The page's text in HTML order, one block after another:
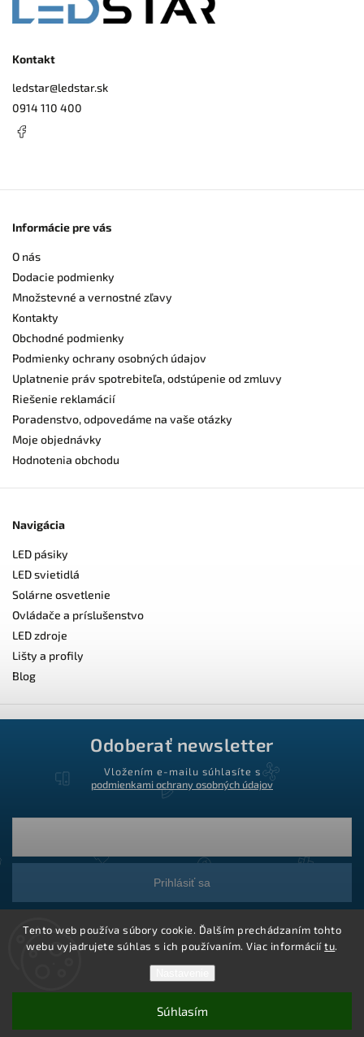
Tento web používa súbory cookie. Ďalším prechádzaním tohto
webu vyjadrujete súhlas s ich používaním. Viac informáciítu.
Súhlasím
Kontakt
ledstar@ledstar.sk
0914 110 400
Informácie pre vás
O nás
Dodacie podmienky
Množstevné a vernostné zľavy
Kontakty
Obchodné podmienky
Podmienky ochrany osobných údajov
Uplatnenie práv spotrebiteľa, odstúpenie od zmluvy
Riešenie reklamácií
Poradenstvo, odpovedáme na vaše otázky
Moje objednávky
Hodnotenia obchodu
Navigácia
LED pásiky
LED svietidlá
Solárne osvetlenie
Ovládače a príslušenstvo
LED zdroje
Lišty a profily
Blog
Odoberať newsletter
Vložením e-mailu súhlasíte s
podmienkami ochrany osobných údajov
Prihlásiť sa